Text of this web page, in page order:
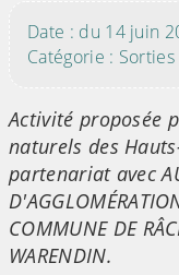
Date : du 14 juin
Catégorie : Sorties
Activité proposée
naturels des
partenariat avec
COMMUNE DE
WARENDIN.